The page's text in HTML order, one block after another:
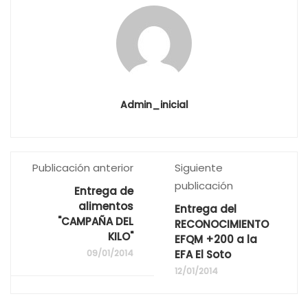
Admin_inicial
Publicación anterior
Entrega de
alimentos
"CAMPAÑA DEL
KILO"
09/01/2014
Siguiente
publicación
Entrega del
RECONOCIMIENTO
EFQM +200 a la
EFA El Soto
12/01/2014